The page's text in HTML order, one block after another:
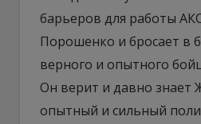
барьеров для работы
Порошенко и бросает в
верного и опытного
Он верит и давно знает
опытный и сильный